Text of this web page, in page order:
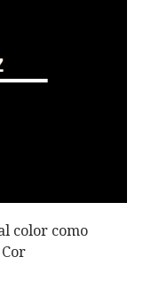
color como